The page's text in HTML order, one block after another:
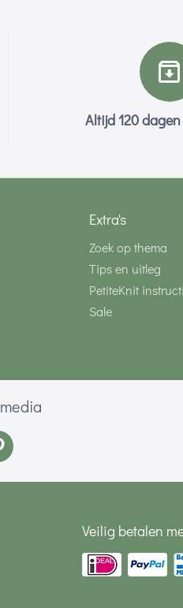
Altijd 120
Extra's
Zoek op thema
Tips en uitleg
PetiteKnit
Sale
Veilig betalen